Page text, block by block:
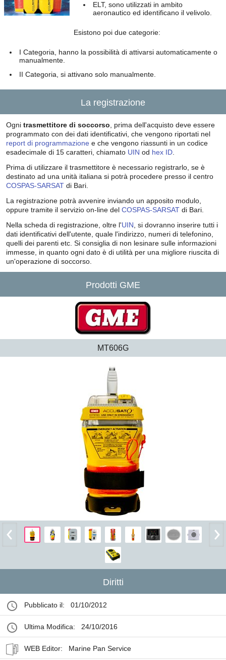
ELT, sono utilizzati in ambito
aeronautico ed identificano il velivolo.
Esistono poi due categorie:
I Categoria, hanno la possibilità di attivarsi automaticamente o
manualmente.
II Categoria, si attivano solo manualmente.
La registrazione
Ogni trasmettitore di soccorso , prima dell'acquisto deve essere
programmato con dei dati identificativi, che vengono riportati nel
report di programmazione e che vengono riassunti in un codice
esadecimale di 15 caratteri, chiamato UIN od hex ID
Prima di utilizzare il trasmettitore è necessario registrarlo, se è
destinato ad una unità italiana si potrà procedere presso il centro
COSPAS-SARSAT di Bari.
La registrazione potrà avvenire inviando un apposito modulo,
oppure tramite il servizio on-line del COSPAS-SARSAT di Bari.
Nella scheda di registrazione, oltre l'UIN , si dovranno inserire tutti i
dati identificativi dell'utente, quale l'indirizzo, numeri di telefonino,
quelli dei parenti etc. Si consiglia di non lesinare sulle informazioni
immesse, in quanto ogni dato è di utilità per una migliore riuscita di
un'operazione di soccorso.
Prodotti GME
MT606G
Diritti
Pubblicato il: 01/10/2012
Ultima Modifica: 24/10/2016
WEB Editor: Marine Pan Service